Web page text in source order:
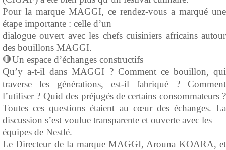
Pour la marque MAGGI, ce rendez-vous a marqué une
étape importante : celle d’un
dialogue ouvert avec les chefs cuisiniers africains autour
des bouillons MAGGI.
🛑Un espace d’échanges constructifs
Qu’y a-t-il dans MAGGI ? Comment ce bouillon, qui
traverse les générations, est-il fabriqué ? Comment
l’utiliser ? Quid des préjugés de certains consommateurs ?
Toutes ces questions étaient au cœur des échanges. La
discussion s’est voulue transparente et ouverte avec les
équipes de Nestlé.
Le Directeur de la marque MAGGI, Arouna KOARA, et